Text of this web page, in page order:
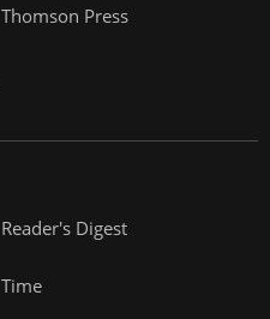
Thomson Press
Reader's Digest
Time